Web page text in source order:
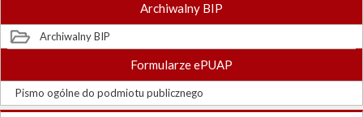
Archiwalny BIP
Archiwalny BIP
Formularze ePUAP
Pismo ogólne do podmiotu publicznego